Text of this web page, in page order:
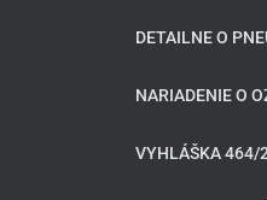
DETAILNE O
NARIADENIE O
VYHLÁŠKA 464/